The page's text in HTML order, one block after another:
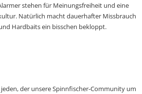
stehen für Meinungsfreiheit und eine
Natürlich macht dauerhafter Missbrauch
Hardbaits ein bisschen bekloppt.
der unsere Spinnfischer-Community um